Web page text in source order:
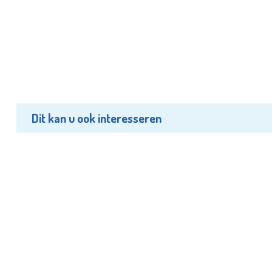
Dit kan u ook interesseren